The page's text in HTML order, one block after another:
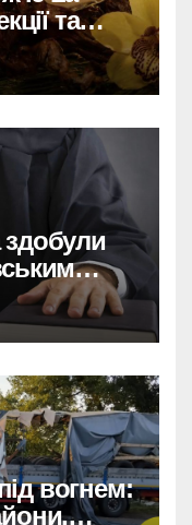
та
Суді.
вогнем: